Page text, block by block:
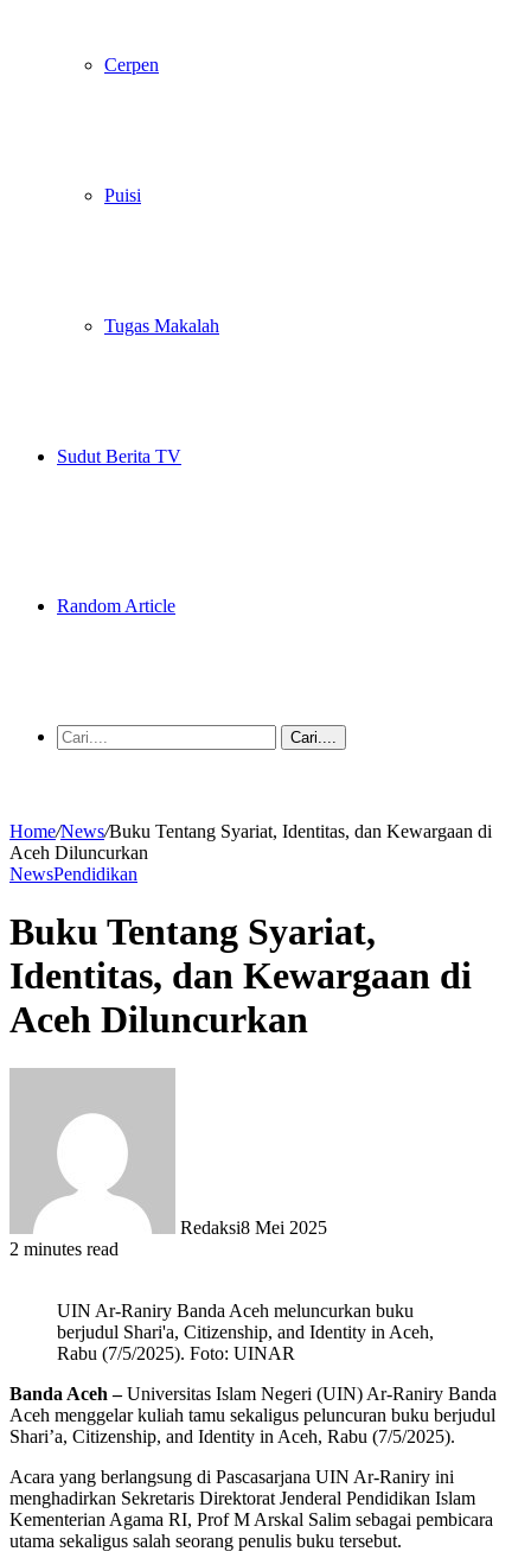
Cerpen
Puisi
Tugas Makalah
Sudut Berita TV
Random Article
Cari....
Home/News/Buku Tentang Syariat, Identitas, dan Kewargaan di
Aceh Diluncurkan
NewsPendidikan
Buku Tentang Syariat,
Identitas, dan Kewargaan di
Aceh Diluncurkan
Redaksi8 Mei 2025
2 minutes read
UIN Ar-Raniry Banda Aceh meluncurkan buku
berjudul Shari'a, Citizenship, and Identity in Aceh,
Rabu (7/5/2025). Foto: UINAR
Banda Aceh –Universitas Islam Negeri (UIN) Ar-Raniry Banda
Aceh menggelar kuliah tamu sekaligus peluncuran buku berjudul
Shari’a, Citizenship, and Identity in Aceh, Rabu (7/5/2025).
Acara yang berlangsung di Pascasarjana UIN Ar-Raniry ini
menghadirkan Sekretaris Direktorat Jenderal Pendidikan Islam
Kementerian Agama RI, Prof M Arskal Salim sebagai pembicara
utama sekaligus salah seorang penulis buku tersebut.